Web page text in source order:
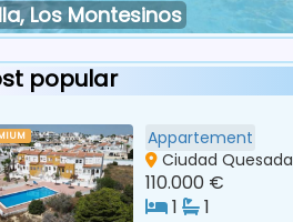
Los Montesinos
popular
Appartement
Ciudad Quesada
110.000 €
1
1